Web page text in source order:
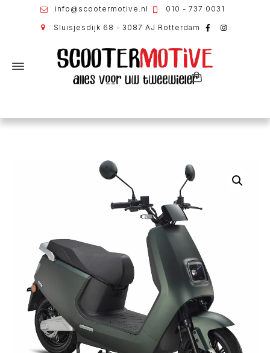
info@scootermotive.nl 010 - 737 0031
Sluisjesdijk 68 - 3087 AJ Rotterdam